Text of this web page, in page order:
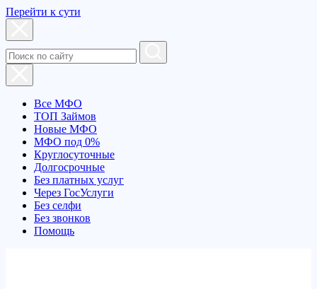
Перейти к сути
Все МФО
ТОП Займов
Новые МФО
МФО под 0%
Круглосуточные
Долгосрочные
Без платных услуг
Через ГосУслуги
Без селфи
Без звонков
Помощь